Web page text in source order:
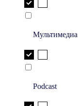
Мультимедиа
Podcast